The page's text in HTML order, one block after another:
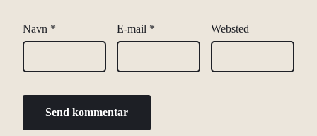
Navn * E-mail * Websted